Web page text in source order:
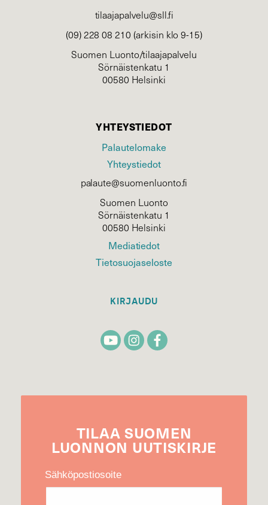
tilaajapalvelu@sll.fi
(09) 228 08 210 (arkisin klo 9-15)
Suomen Luonto/tilaajapalvelu
Sörnäistenkatu 1
00580 Helsinki
YHTEYSTIEDOT
Palautelomake
Yhteystiedot
palaute@suomenluonto.fi
Suomen Luonto
Sörnäistenkatu 1
00580 Helsinki
Mediatiedot
Tietosuojaseloste
KIRJAUDU
TILAA SUOMEN
LUONNON UUTIS­KIRJE
Sähköpostiosoite